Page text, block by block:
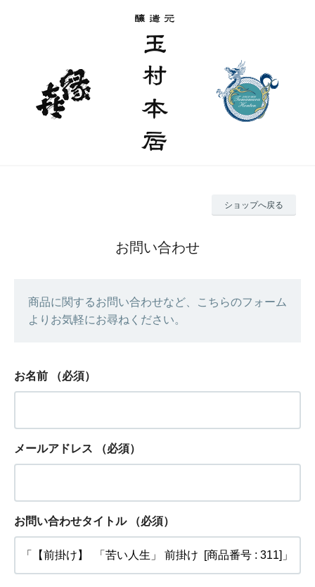
ショップへ戻る
お問い合わせ
商品に関するお問い合わせなど、こちらのフォーム
よりお気軽にお尋ねください。
お名前 （必須）
メールアドレス （必須）
お問い合わせタイトル （必須）